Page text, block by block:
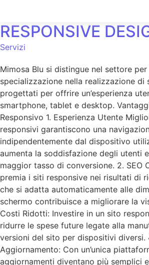
RESPONSIVE
Servizi
Mimosa Blu si distingue nel settore per
specializzazione nella realizzazione di
progettati per offrire un’esperienza
smartphone, tablet e desktop.
Responsivo 1. Esperienza Utente
responsivi garantiscono una
indipendentemente dal dispositivo
aumenta la soddisfazione degli utenti
maggior tasso di conversione. 2. SEO
premia i siti responsive nei risultati di
che si adatta automaticamente alle
schermo contribuisce a migliorare la
Costi Ridotti: Investire in un sito
ridurre le spese future legate alla
versioni del sito per dispositivi diversi.
Aggiornamento: Con un’unica
aggiornamenti diventano più semplici